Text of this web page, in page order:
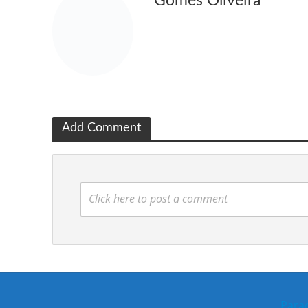
Add Comment
Click here to post a comment